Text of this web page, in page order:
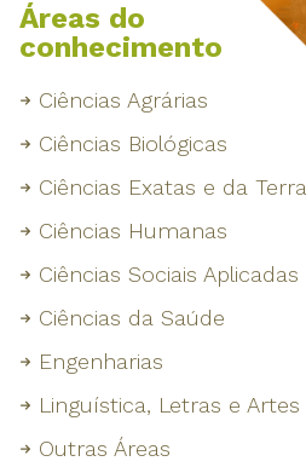
Áreas do
conhecimento
Ciências Agrárias
Ciências Biológicas
Ciências Exatas e da Terra
Ciências Humanas
Ciências Sociais Aplicadas
Ciências da Saúde
Engenharias
Linguística, Letras e Artes
Outras Áreas